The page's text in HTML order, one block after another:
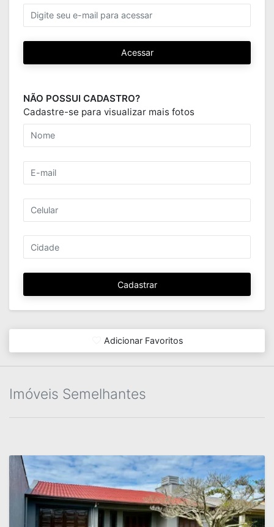
Acessar
NÃO POSSUI CADASTRO?
Cadastre-se para visualizar mais fotos
Cadastrar
Adicionar Favoritos
Imóveis Semelhantes